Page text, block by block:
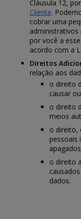
Cláusula 12,
Cliente.
cobrar uma
administrativos
por você a
acordo com a
Direitos
relação aos
o direito
causar
o direito
meios
o direito,
pessoais
o direito
dados.